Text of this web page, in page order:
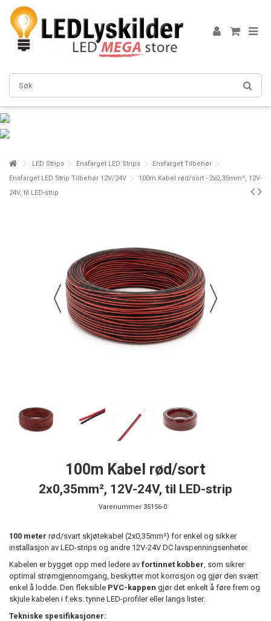
LED Strips Ensfarget LED Strips
Ensfarget Tilbehør
Ensfarget LED Strip Tilbehør 12V/24V
100m Kabel rød/sort - 2x0,35mm², 12V-
24V, til LED-strip
100m Kabel rød/sort
2x0,35mm², 12V-24V, til LED-strip
Varenummer 35156-0
100 meter rød/svart skjøtekabel (2x0,35mm²) for enkel og sikker
installasjon av LED-strips og andre 12V-24V DC lavspenningsenheter.
Kabelen er bygget opp med ledere av fortinnet kobber , som sikrer
optimal strømgjennomgang, beskytter mot korrosjon og gjør den svært
enkel å lodde. Den fleksible PVC-kappen gjør det enkelt å føre frem og
skjule kabelen i f.eks. tynne LED-profiler eller langs lister.
Tekniske spesifikasjoner: